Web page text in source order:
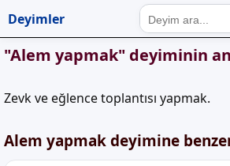
Deyimler
"Alem yapmak" deyiminin
Zevk ve eğlence toplantısı yapmak.
Alem yapmak deyimine